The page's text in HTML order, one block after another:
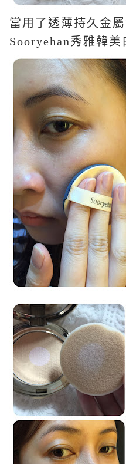
當用了透薄持久金
Sooryehan秀雅韓美